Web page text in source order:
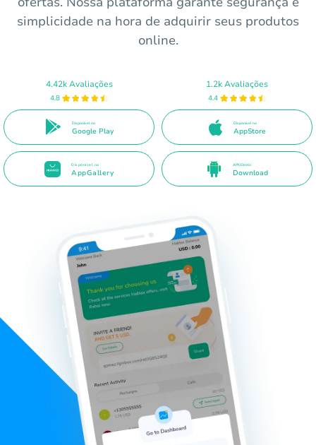
simplicidade na hora de adquirir seus produtos
online.
4.42k Avaliações
4.8
Disponível no
Google Play
1.2k Avaliações
4.4
Disponível na
AppStore
Disponível na
AppGallery
APK Direto
Download